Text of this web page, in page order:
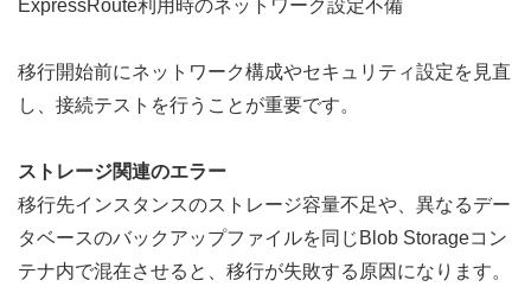
ExpressRoute利用時のネットワーク設定不備
移行開始前にネットワーク構成やセキュリティ設定を見直
し、接続テストを行うことが重要です。
ストレージ関連のエラー
移行先インスタンスのストレージ容量不足や、異なるデー
タベースのバックアップファイルを同じBlob Storageコン